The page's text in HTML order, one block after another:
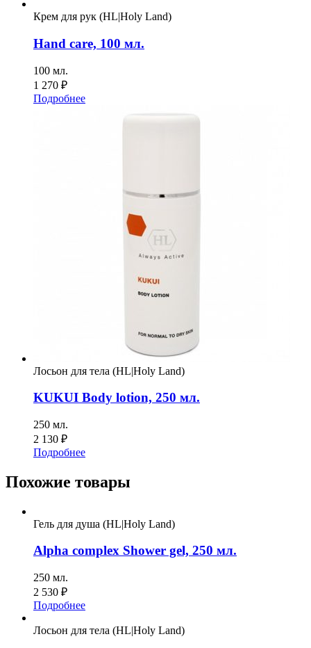
Крем для рук (HL|Holy Land)
Hand care, 100 мл.
100 мл.
1 270 ₽
Подробнее
Лосьон для тела (HL|Holy Land)
KUKUI Body lotion, 250 мл.
250 мл.
2 130 ₽
Подробнее
Похожие товары
Гель для душа (HL|Holy Land)
Alpha complex Shower gel, 250 мл.
250 мл.
2 530 ₽
Подробнее
Лосьон для тела (HL|Holy Land)